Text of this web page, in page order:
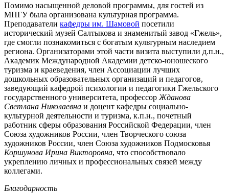
Помимо насыщенной деловой программы, для гостей из
МПГУ была организована культурная программа.
Преподаватели кафедры им. Шамовой посетили
исторический музей Салтыкова и знаменитый завод «Гжель»,
где смогли познакомиться с богатым культурным наследием
региона. Организаторами этой части визита выступили д.п.н.,
Академик Международной Академии детско-юношеского
туризма и краеведения, член Ассоциации лучших
дошкольных образовательных организаций и педагогов,
заведующий кафедрой психологии и педагогики Гжельского
государственного университета, профессор Жданова
Светлана Николаевна и доцент кафедры социально-
культурной деятельности и туризма, к.п.н., почетный
работник сферы образования Российской Федерации, член
Союза художников России, член Творческого союза
художников России, член Союза художников Подмосковья
Коршунова Ирина Викторовна, что способствовало
укреплению личных и профессиональных связей между
коллегами.
Благодарность